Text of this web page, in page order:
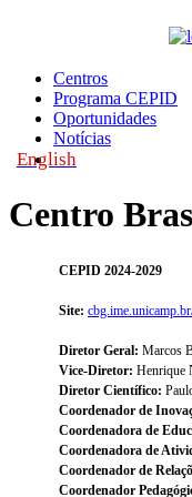
Centros
Programa CEPID
Oportunidades
Notícias
English
Centro
CEPID 2024-2029
Site:
Diretor Geral: Marcos
Vice-Diretor: Henrique
Diretor Científico:
Coordenador de
Coordenadora de
Coordenadora de
Coordenador de
Coordenador